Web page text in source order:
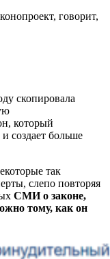
говорит,
скопировала
который
создает больше
так
слепо повторяя
СМИ о законе,
тому, как он